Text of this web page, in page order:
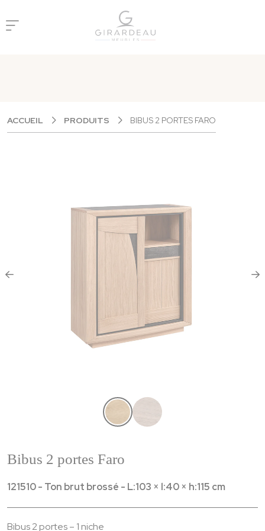
ACCUEIL PRODUITS BIBUS 2 PORTES FARO
Bibus 2 portes Faro
121510 - Ton brut brossé - L:103 × l:40 × h:115 cm
Bibus 2 portes – 1 niche